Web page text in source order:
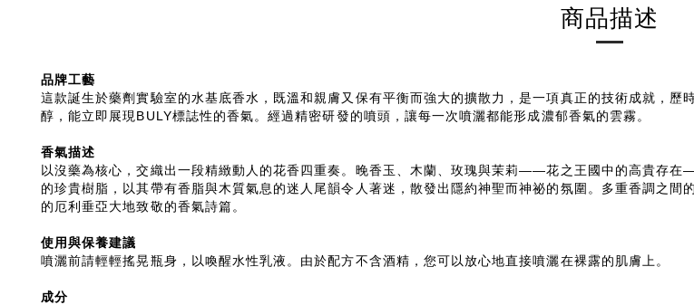
商品描述
品牌工藝
這款誕生於藥劑實驗室的水基底香水，既溫和親膚又保有平衡而強大的擴散力，是一項真正的技術成就，
醇，能立即展現BULY標誌性的香氣。經過精密研發的噴頭，讓每一次噴灑都能形成濃郁香氣的雲霧。
香氣描述
以沒藥為核心，交織出一段精緻動人的花香四重奏。晚香玉、木蘭、玫瑰與茉莉——花之王國中的高貴存
的珍貴樹脂，以其帶有香脂與木質氣息的迷人尾韻令人著迷，散發出隱約神聖而神祕的氛圍。多重香調之
的厄利垂亞大地致敬的香氣詩篇。
使用與保養建議
噴灑前請輕輕搖晃瓶身，以喚醒水性乳液。由於配方不含酒精，您可以放心地直接噴灑在裸露的肌膚上。
成分